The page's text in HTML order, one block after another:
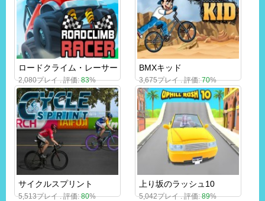
ロードクライム・レーサー
2,080プレイ . 評価:83%
BMXキッド
3,675プレイ . 評価:70%
サイクルスプリント
5,513プレイ . 評価:80%
上り坂のラッシュ10
5,042プレイ . 評価:89%